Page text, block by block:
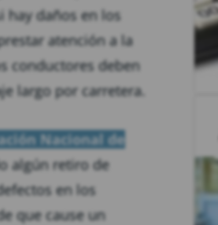
hay daños en los
atención a la
conductores deben
largo por carretera.
Nacional de
algún retiro de
en los
que cause un